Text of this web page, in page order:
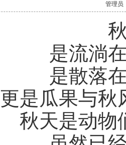
管理员
是流淌
是散落
更是瓜果与秋
秋天是动物